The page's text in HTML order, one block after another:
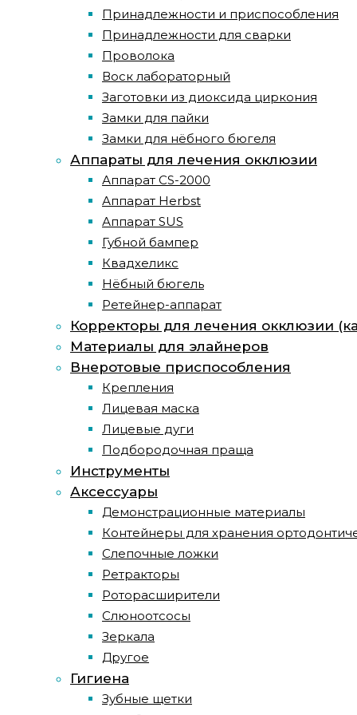
Принадлежности и приспособления
Принадлежности для сварки
Проволока
Воск лабораторный
Заготовки из диоксида циркония
Замки для пайки
Замки для нёбного бюгеля
Аппараты для лечения окклюзии
Аппарат CS-2000
Аппарат Herbst
Аппарат SUS
Губной бампер
Квадхеликс
Нёбный бюгель
Ретейнер-аппарат
Корректоры для лечения окклюзии
Материалы для элайнеров
Внеротовые приспособления
Крепления
Лицевая маска
Лицевые дуги
Подбородочная праща
Инструменты
Аксессуары
Демонстрационные материалы
Контейнеры для хранения
Слепочные ложки
Ретракторы
Роторасширители
Слюноотсосы
Зеркала
Другое
Гигиена
Зубные щетки